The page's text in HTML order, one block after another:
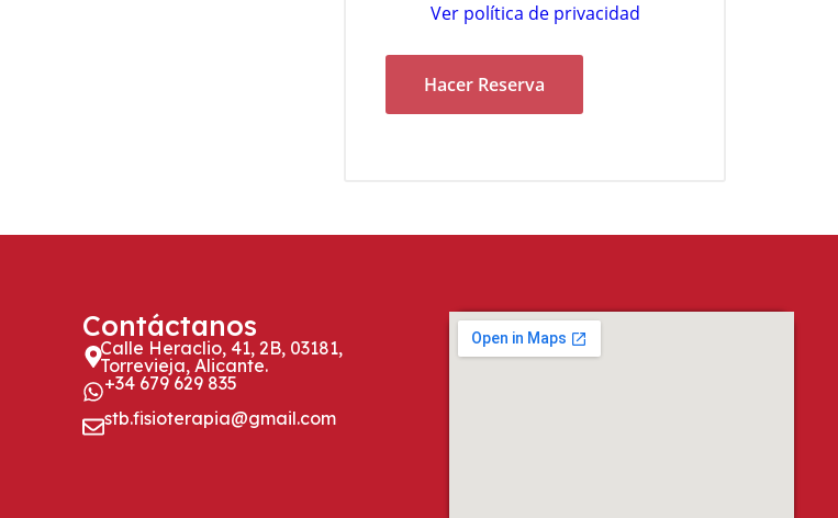
Ver política de privacidad
Contáctanos
Calle Heraclio, 41, 2B, 03181,
Torrevieja, Alicante.
+34 679 629 835
stb.fisioterapia@gmail.com